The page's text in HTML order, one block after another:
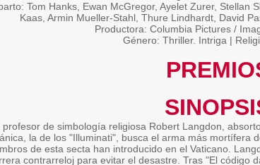
Tom Hanks, Ewan McGregor, Ayelet Zurer, Stellan
Kaas, Armin Mueller-Stahl, Thure Lindhardt, David
Productora: Columbia Pictures /
Género: Thriller. Intriga |
profesor de simbología religiosa Robert Langdon,
la de los "Illuminati", busca el arma más mortífera
de esta secta han introducido en el Vaticano.
contrarreloj para evitar el desastre. Tras "El código